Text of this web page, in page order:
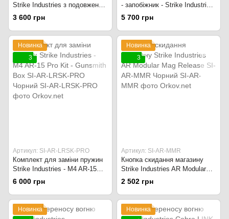
Strike Industries з подовженою
клямкою SI-ARCH-EL-RED
Червоний
3 600 грн
- запобіжник - Strike Industries
SI-AR-S-SS-BL чорний
5 700 грн
Новинка
3
Артикул: SI-AR-LRSK-PRO
Комплект для заміни пружин
Strike Industries - M4 AR-15
Pro Kit - Gunsmith Box SI-AR-
LRSK-PRO Чорний
6 000 грн
Новинка
3
Артикул: SI-AR-MMR
Кнопка скидання магазину
Strike Industries AR Modular
Mag Release SI-AR-MMR
2 502 грн
Новинка
Новинка